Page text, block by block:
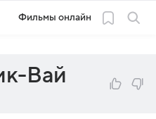
Фильмы онлайн
Вай